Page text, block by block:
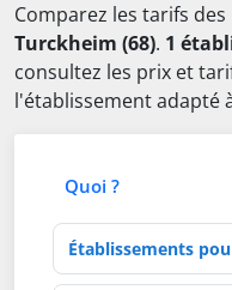
Comparez les tarifs des
Turckheim (68). 1
consultez les prix et
l'établissement adapté
Quoi ?
Type d'établissement